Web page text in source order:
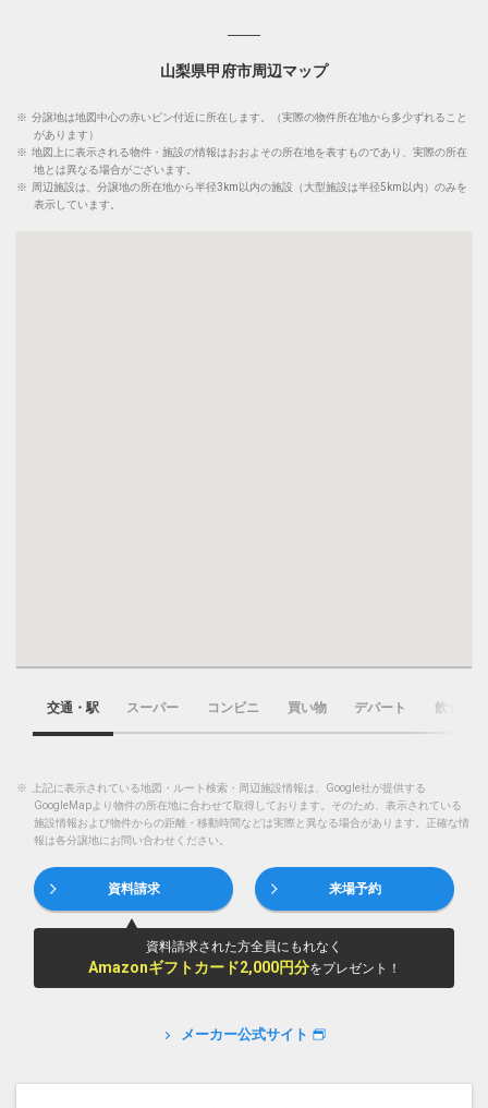
山梨県甲府市周辺マップ
※ 分譲地は地図中心の赤いピン付近に所在します。（実際の物件所在地から多少ずれること
があります）
※ 地図上に表示される物件・施設の情報はおおよその所在地を表すものであり、実際の所在
地とは異なる場合がございます。
※
周辺施設は、分譲地の所在地から半径3km以内の施設（大型施設は半径5km以内）のみを
表示しています。
交通・駅 スーパー コンビニ 買い物 デパート 飲食店
※
上記に表示されている地図・ルート検索・周辺施設情報は、Google社が提供する
GoogleMapより物件の所在地に合わせて取得しております。そのため、表示されている
施設情報および物件からの距離・移動時間などは実際と異なる場合があります。正確な情
報は各分譲地にお問い合わせください。
資料請求 来場予約
資料請求された方全員にもれなく
Amazonギフトカード2,000円分をプレゼント！
メーカー公式サイト